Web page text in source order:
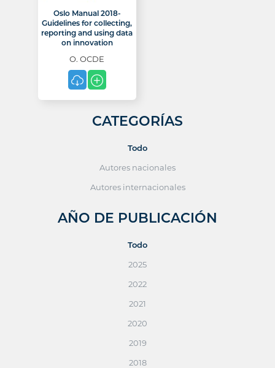
Oslo Manual 2018-
Guidelines for collecting,
reporting and using data
on innovation
O. OCDE
CATEGORÍAS
Todo
Autores nacionales
Autores internacionales
AÑO DE PUBLICACIÓN
Todo
2025
2022
2021
2020
2019
2018